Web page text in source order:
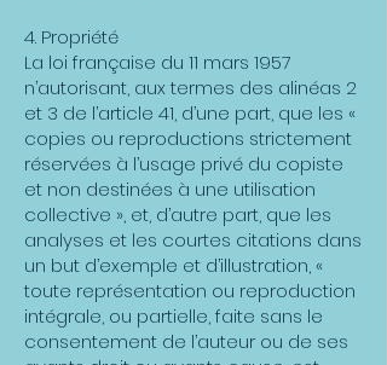
4. Propriété
La loi française du 11 mars 1957
n’autorisant, aux termes des alinéas 2
et 3 de l’article 41, d’une part, que les «
copies ou reproductions strictement
réservées à l’usage privé du copiste
et non destinées à une utilisation
collective », et, d’autre part, que les
analyses et les courtes citations dans
un but d’exemple et d’illustration, «
toute représentation ou reproduction
intégrale, ou partielle, faite sans le
consentement de l’auteur ou de ses